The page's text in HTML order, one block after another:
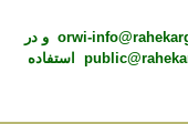
orwi- و در
استفاده